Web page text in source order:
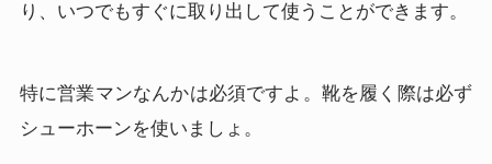
り、いつでもすぐに取り出して使うことができます。
特に営業マンなんかは必須ですよ。靴を履く際は必ず
シューホーンを使いましょ。